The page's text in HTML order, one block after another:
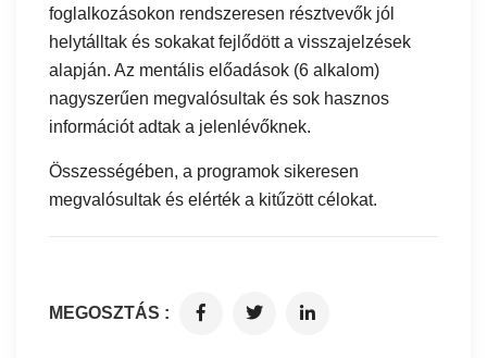
foglalkozásokon rendszeresen résztvevők jól
helytálltak és sokakat fejlődött a visszajelzések
alapján. Az mentális előadások (6 alkalom)
nagyszerűen megvalósultak és sok hasznos
információt adtak a jelenlévőknek.
Összességében, a programok sikeresen
megvalósultak és elérték a kitűzött célokat.
MEGOSZTÁS :